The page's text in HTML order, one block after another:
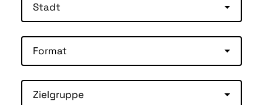
Stadt
Format
Zielgruppe